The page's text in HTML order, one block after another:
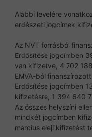
Alábbi levelére
erdészeti jogcímek
Az NVT forrásból
Erdősítése jogcímben
van kifizetve, 4 702
EMVA-ból
Erdősítése jogcímben
kifizetésre, 1 394 640
Az összes helyszíni
mindkét jogcímben
március eleji kifizetést